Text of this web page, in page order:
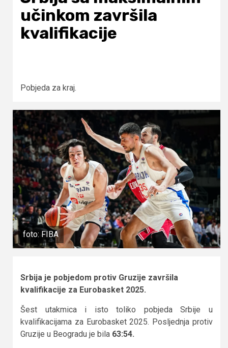
učinkom završila
kvalifikacije
Pobjeda za kraj.
foto: FIBA
Srbija je pobjedom protiv Gruzije završila
kvalifikacije za Eurobasket 2025.
Šest utakmica i isto toliko pobjeda Srbije u
kvalifikacijama za Eurobasket 2025. Posljednja protiv
Gruzije u Beogradu je bila 63:54.